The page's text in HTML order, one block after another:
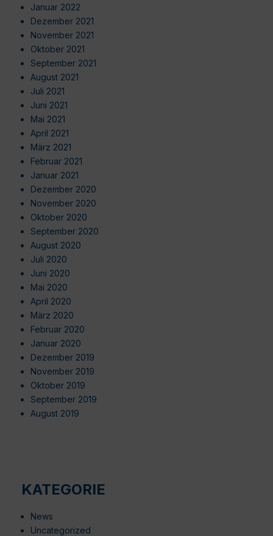
Januar 2022
Dezember 2021
November 2021
Oktober 2021
September 2021
August 2021
Juli 2021
Juni 2021
Mai 2021
April 2021
März 2021
Februar 2021
Januar 2021
Dezember 2020
November 2020
Oktober 2020
September 2020
August 2020
Juli 2020
Juni 2020
Mai 2020
April 2020
März 2020
Februar 2020
Januar 2020
Dezember 2019
November 2019
Oktober 2019
September 2019
August 2019
KATEGORIE
News
Uncategorized